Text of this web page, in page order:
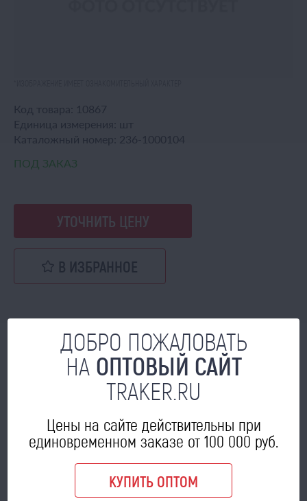
Код товара:
10867
Единица измерения:
шт
Каталожный номер: 236-1000104
ПОД ЗАКАЗ
УТОЧНИТЬ ЦЕНУ
В ИЗБРАННОЕ
МОЖЕТ ПРИГОДИТЬСЯ
ДОБРО ПОЖАЛОВАТЬ
НА ОПТОВЫЙ САЙТ
TRAKER.RU
Цены на сайте действительны при
единовременном заказе от 100 000 руб.
КУПИТЬ ОПТОМ